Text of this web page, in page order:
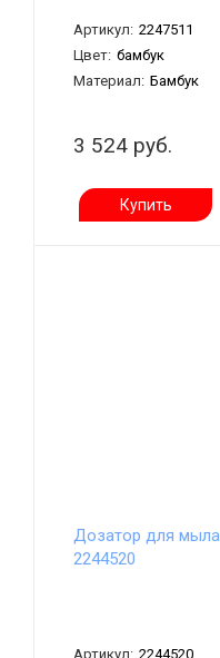
Артикул: 2247511
Цвет: бамбук
Материал: Бамбук
3 524 руб.
Купить
Дозатор для
2244520
Артикул: 2244520